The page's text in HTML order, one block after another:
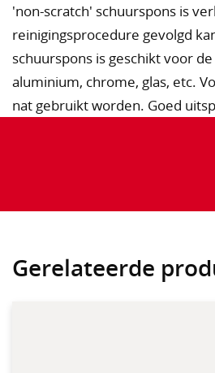
'non-scratch' schuurspons is
reinigingsprocedure gevolgd
schuurspons is geschikt voor
aluminium, chrome, glas, etc.
nat gebruikt worden. Goed
Gerelateerde